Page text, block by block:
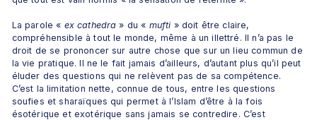
La parole « ex cathedra » du « mufti » doit être claire,
compréhensible à tout le monde, même à un illettré. Il n’a pas le
droit de se prononcer sur autre chose que sur un lieu commun de
la vie pratique. Il ne le fait jamais d’ailleurs, d’autant plus qu’il peut
éluder des questions qui ne relèvent pas de sa compétence.
C’est la limitation nette, connue de tous, entre les questions
soufies et sharaïques qui permet à l’Islam d’être à la fois
ésotérique et exotérique sans jamais se contredire. C’est